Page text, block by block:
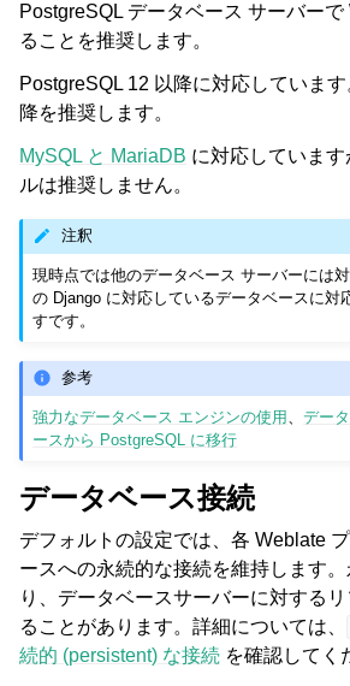
PostgreSQL データベース サーバー
ることを推奨します。
PostgreSQL 12 以降に対応していま
降を推奨します。
MySQL と MariaDB に対応していま
ルは推奨しません。
注釈
現時点では他のデータベース サーバーには
の Django に対応しているデータベースに対
すです。
参考
強力なデータベース エンジンの使用 、デー
ースから PostgreSQL に移行
データベース接続
デフォルトの設定では、各 Weblate
ースへの永続的な接続を維持します
り、データベースサーバーに対する
ることがあります。詳細については、
続的 (persistent) な接続 を確認してく